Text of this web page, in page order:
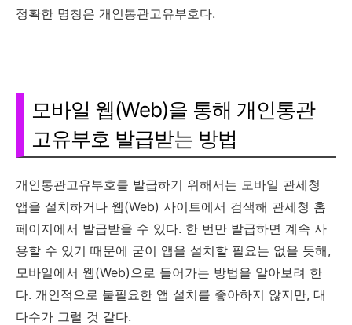
정확한 명칭은 개인통관고유부호다.
모바일 웹(Web)을 통해 개인통관
고유부호 발급받는 방법
개인통관고유부호를 발급하기 위해서는 모바일 관세청
앱을 설치하거나 웹(Web) 사이트에서 검색해 관세청 홈
페이지에서 발급받을 수 있다. 한 번만 발급하면 계속 사
용할 수 있기 때문에 굳이 앱을 설치할 필요는 없을 듯해,
모바일에서 웹(Web)으로 들어가는 방법을 알아보려 한
다. 개인적으로 불필요한 앱 설치를 좋아하지 않지만, 대
다수가 그럴 것 같다.